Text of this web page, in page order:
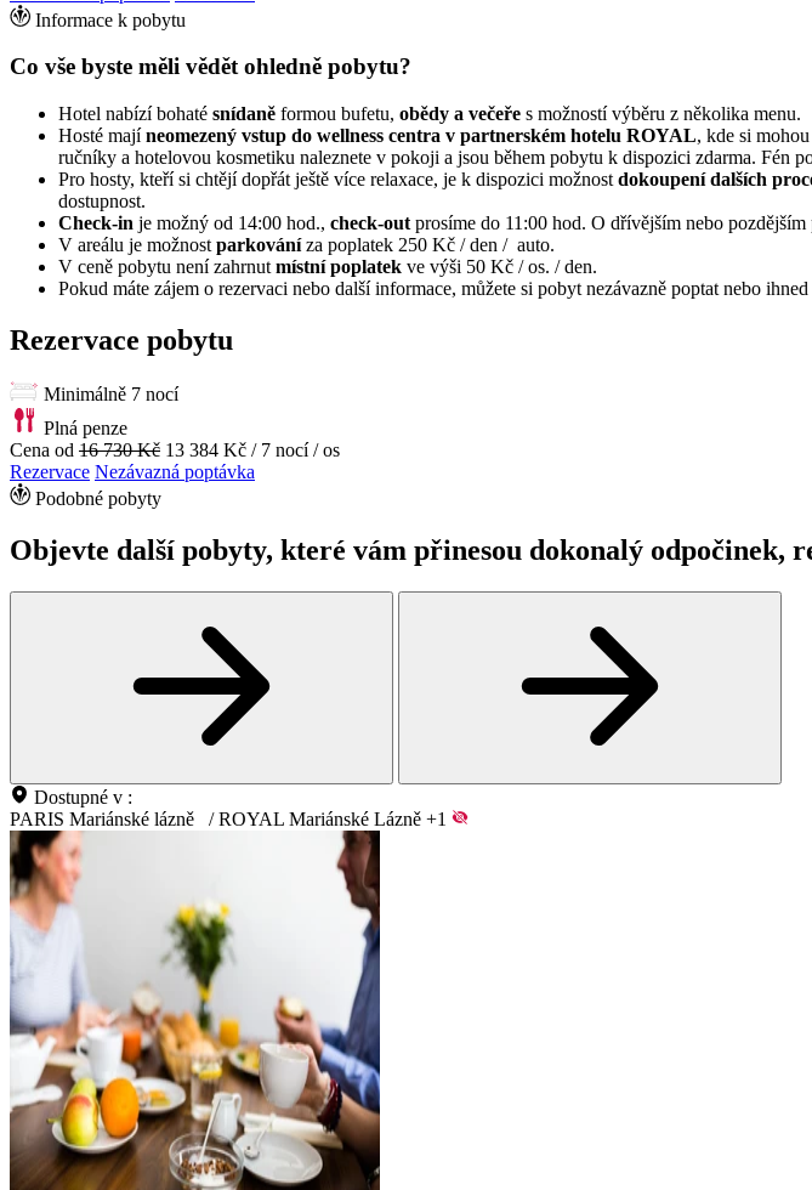
Informace k pobytu
Co vše byste měli vědět ohledně pobytu?
Hotel nabízí bohaté snídaně formou bufetu, obědy a večeře s možností výběru z několika menu.
Hosté majíneomezený vstup do wellness centra v partnerském hotelu ROYAL, kde si
ručníky a hotelovou kosmetiku naleznete v pokoji a jsou během pobytu k dispozici zdarma. Fén
Pro hosty, kteří si chtějí dopřát ještě více relaxace, je k dispozici možnost dokoupení dalších
dostupnost.
Check-in je možný od 14:00 hod., check-out prosíme do 11:00 hod. O dřívějším nebo
V areálu je možnost parkováníza poplatek 250 Kč / den / auto.
V ceně pobytu není zahrnut místní poplatek ve výši 50 Kč / os. / den.
Pokud máte zájem o rezervaci nebo další informace, můžete si pobyt nezávazně poptat nebo
Rezervace pobytu
Minimálně 7 nocí
Plná penze
Cena od 16 730 Kč 13 384 Kč / 7 nocí / os
Rezervace Nezávazná poptávka
Podobné pobyty
Objevte další pobyty, které vám přinesou dokonalý odpočinek,
Dostupné v :
PARIS Mariánské lázně
/ ROYAL Mariánské Lázně +1